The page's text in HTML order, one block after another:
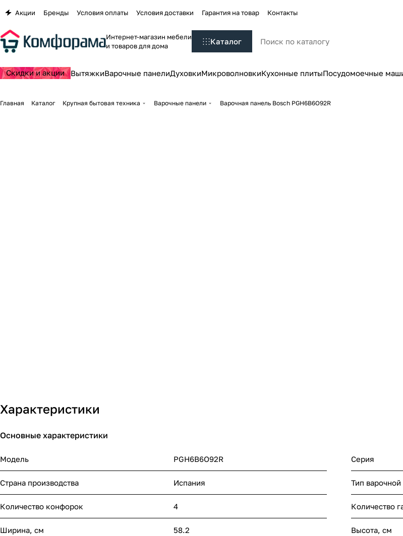
Акции Бренды Условия оплаты Условия доставки Гарантия на товар Контакты
Интернет-магазин мебели
и товаров для дома
Каталог
Скидки и акции ВытяжкиВарочные панелиДуховкиМикроволновкиКухонные плитыПосудомоечные
Главная Каталог Крупная бытовая техника Варочные панели Варочная панель Bosch PGH6B6O92R
Характеристики
Основные характеристики
Модель PGH6B6O92R Серия
Страна производства Испания Тип
Количество конфорок 4 Количество
Ширина, см 58.2 Высота, см